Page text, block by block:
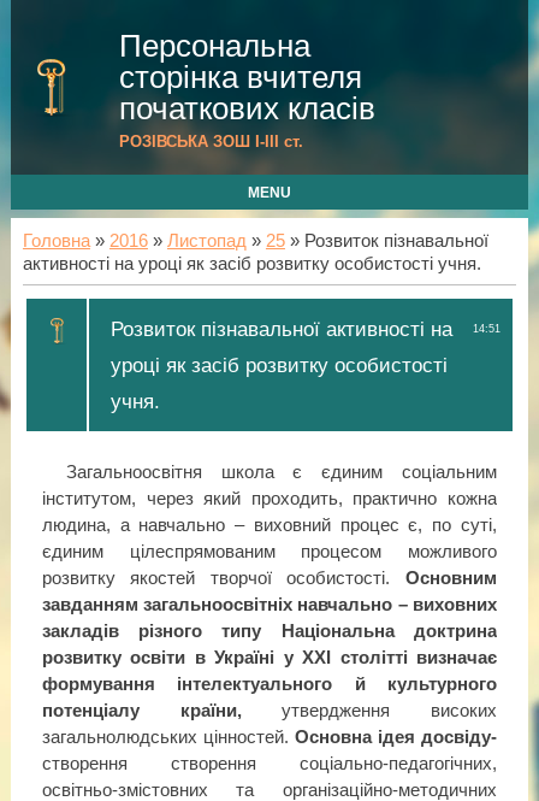
Персональна
сторінка вчителя
початкових класів
РОЗІВСЬКА ЗОШ I-III cт.
MENU
Головна» 2016 » Листопад » 25» Розвиток пізнавальної
активності на уроці як засіб розвитку особистості учня.
14:51
Розвиток пізнавальної активності на
уроці як засіб розвитку особистості
учня.
Загальноосвітня школа є єдиним соціальним
інститутом, через який проходить, практично кожна
людина, а навчально – виховний процес є, по суті,
єдиним цілеспрямованим процесом можливого
розвитку якостей творчої особистості. Основним
завданням загальноосвітніх навчально – виховних
закладів різного типу Національна доктрина
розвитку освіти в Україні у ХХІ столітті визначає
формування інтелектуального й культурного
потенціалу країни,утвердження високих
загальнолюдських цінностей. Основна ідея досвіду-
створення створення соціально-педагогічних,
освітньо-змістовних та організаційно-методичних